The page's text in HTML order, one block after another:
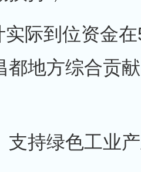
到位资金在
都地方综合贡
绿色工业